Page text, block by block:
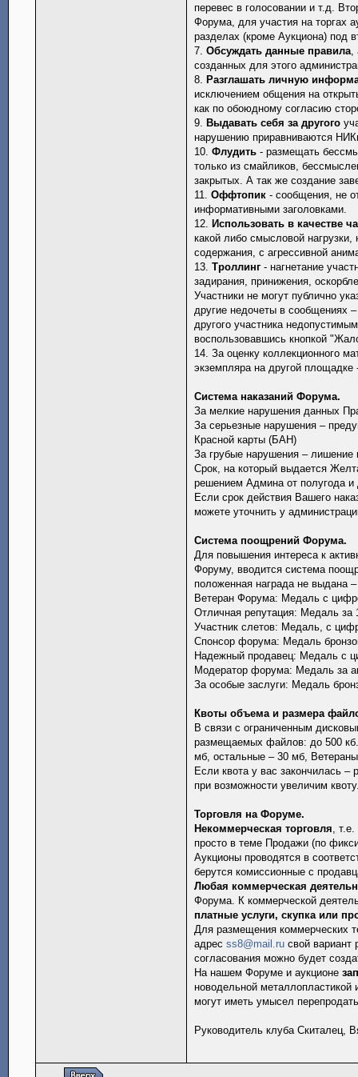
перевес в голосовании и т.д.
Форума, для участия на торгах
разделах (кроме Аукциона) под
7.Обсуждать данные правила,
созданных для этого
8. Разглашать личную
исключением общения на
как по обоюдному согласию
9. Выдавать себя за другого
нарушению приравниваются
10.Флудить - размещать
только из смайликов,
закрытых. А так же создание
11.Оффтопик - сообщения, не
информативными заголовками.
12. Использовать в качестве
какой либо смысловой
содержания, с агрессивной
13.Троллинг - нагнетание
задирания, принижения,
Участники не могут публично
другие недочеты в сообщениях
другого участника
воспользовавшись кнопкой
14. За оценку коллекционного
экземпляра на другой
Система наказаний Форума.
За мелкие нарушения данных
За серьезные нарушения –
Красной карты (БАН)
За грубые нарушения –
Срок, на который выдается
решением Админа от полугода и
Если срок действия Вашего
можете уточнить у
Система поощрений Форума.
Для повышения интереса к
Форуму, вводится система
положенная награда не выдана
Ветеран Форума: Медаль с
Отличная репутация: Медаль за
Участник слетов: Медаль, с
Спонсор форума: Медаль
Надежный продавец: Медаль с
Модератор форума: Медаль за
За особые заслуги: Медаль
Квоты объема и размера
В связи с ограниченным
размещаемых файлов: до 500
мб, остальные – 30 мб,
Если квота у вас закончилась
при возможности увеличим
Торговля на Форуме.
Некоммерческая торговля,
просто в теме Продажи (по
Аукционы проводятся в
берутся комиссионные с
Любая коммерческая
Форума. К коммерческой
платные услуги, скупка или
Для размещения коммерческих
адресss8@mail.ru свой вариант
согласования можно будет
На нашем Форуме и аукционе
новодельной
могут иметь умысел
Руководитель клуба Скиталец,